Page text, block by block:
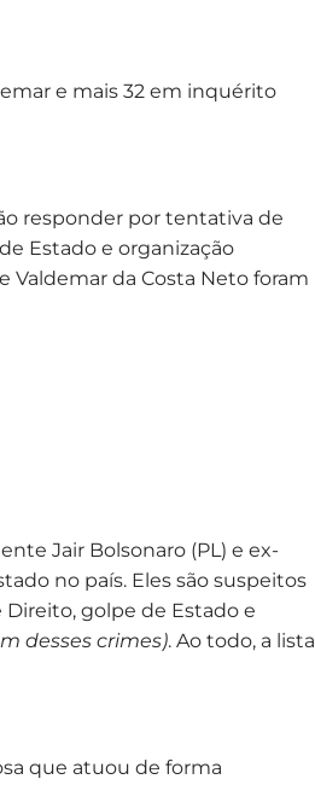
e mais 32 em inquérito
responder por tentativa de
Estado e organização
Valdemar da Costa Neto foram
Jair Bolsonaro (PL) e ex-
no país. Eles são suspeitos
golpe de Estado e
desses crimes). Ao todo, a lista
que atuou de forma